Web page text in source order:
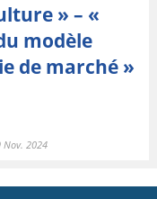
» – «
modèle
de marché »
Nov. 2024